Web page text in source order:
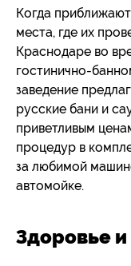
Когда
места, где их
Краснодаре во
гостинично-
заведение
русские бани и
приветливым
процедур в
за любимой
автомойке.
Здоровье и